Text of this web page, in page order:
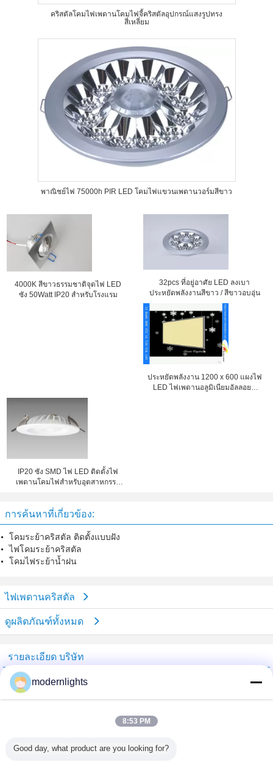
คริสตัลโคมไฟเพดานโคมไฟจี้คริสตัลอุปกรณ์แสงรูปทรง
สี่เหลี่ยม
พาณิชย์ไฟ 75000h PIR LED โคมไฟแขวนเพดานวอร์มสีขาว
4000K สีขาวธรรมชาติจุดไฟ LED
ซัง 50Watt IP20 สำหรับโรงแรม
32pcs ที่อยู่อาศัย LED ลงเบา
ประหยัดพลังงานสีขาว / สีขาวอบอุ่น
ประหยัดพลังงาน 1200 x 600 แผงไฟ
LED ไฟเพดานอลูมิเนียมอัลลอยด์
IP20 ซัง SMD ไฟ LED ติดตั้งไฟ
เพดานโคมไฟสำหรับอุตสาหกรรม
การค้นหาที่เกี่ยวข้อง:
โคมระย้าคริสตัล ติดตั้งแบบฝัง
ไฟโคมระย้าคริสตัล
โคมไฟระย้าน้ำฝน
ไฟเพดานคริสตัล
ดูผลิตภัณฑ์ทั้งหมด
รายละเอียด บริษัท
China Lighting Online Marketplace
ซัพพลายเออร์ที่ได้รับการยืนยัน
Verified Suplier
modernlights
8:53 PM
Good day, what product are you looking for?